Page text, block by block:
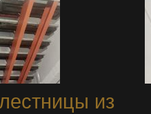
из